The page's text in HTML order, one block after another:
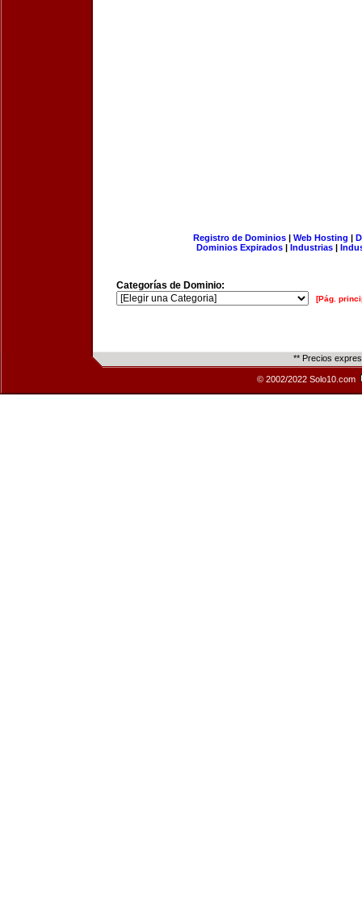
Registro de Dominios| Web Hosting |
Dominios Expirados | Industrias |
Categorías de Dominio:
[Pág.
** Precios
© 2002/2022 Solo10.com